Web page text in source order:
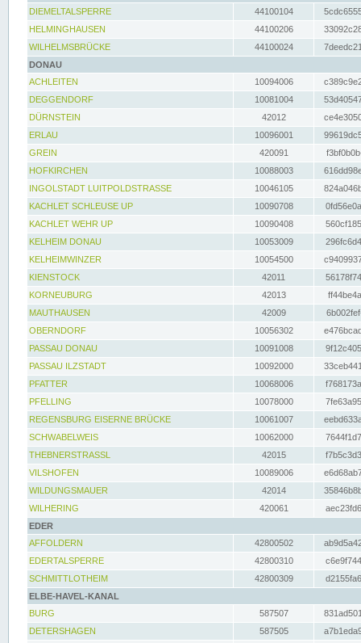
DIEMELTALSPERRE
44100104
HELMINGHAUSEN
44100206
WILHELMSBRÜCKE
44100024
DONAU
ACHLEITEN
10094006
DEGGENDORF
10081004
DÜRNSTEIN
42012
ERLAU
10096001
GREIN
420091
HOFKIRCHEN
10088003
INGOLSTADT LUITPOLDSTRASSE
10046105
KACHLET SCHLEUSE UP
10090708
KACHLET WEHR UP
10090408
KELHEIM DONAU
10053009
KELHEIMWINZER
10054500
KIENSTOCK
42011
KORNEUBURG
42013
MAUTHAUSEN
42009
OBERNDORF
10056302
PASSAU DONAU
10091008
PASSAU ILZSTADT
10092000
PFATTER
10068006
PFELLING
10078000
REGENSBURG EISERNE BRÜCKE
10061007
SCHWABELWEIS
10062000
THEBNERSTRASSL
42015
VILSHOFEN
10089006
WILDUNGSMAUER
42014
WILHERING
420061
EDER
AFFOLDERN
42800502
EDERTALSPERRE
42800310
SCHMITTLOTHEIM
42800309
ELBE-HAVEL-KANAL
BURG
587507
DETERSHAGEN
587505